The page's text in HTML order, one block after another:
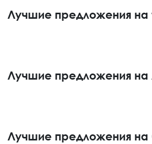
Лучшие предложения на
Лучшие предложения
Лучшие предложения на